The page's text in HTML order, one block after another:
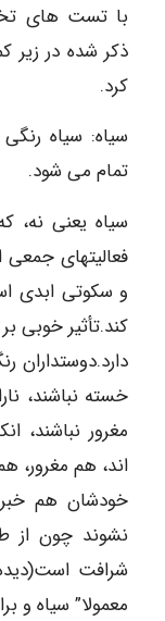
با تست های
ذکر شده در زیر
کرد.
سیاه: سیاه
تمام می شود.
سیاه یعنی نه،
فعالیتهای
و سکوتی ابدی
کند.تأثیر خوبی
دارد.دوستداران
خسته نباشند،
مغرور نباشند،
اند، هم مغرور،
خودشان هم خبر
نشوند چون از
شرافت
معمولا” سیاه و